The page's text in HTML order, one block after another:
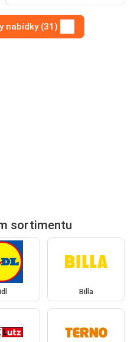
nabídky (31)
sortimentu
Billa